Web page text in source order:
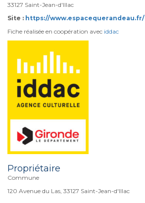
33127 Saint-Jean-d'Illac
Site : https://www.espacequerandeau.fr/
Fiche réalisée en coopération avec iddac
Propriétaire
Commune
120 Avenue du Las, 33127 Saint-Jean-d'Illac